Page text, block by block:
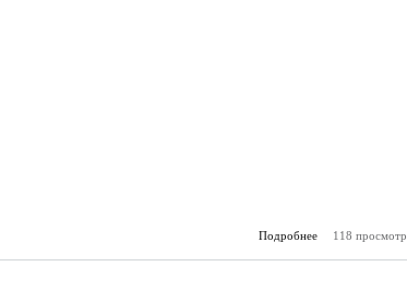
Подробнее
о
118